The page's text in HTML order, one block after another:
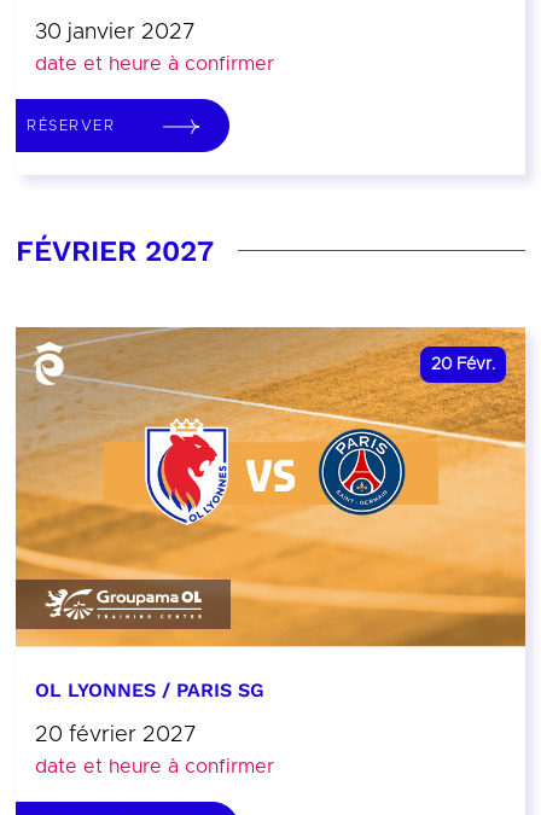
30 janvier 2027
date et heure à confirmer
RÉSERVER
FÉVRIER 2027
20 Févr.
OL LYONNES / PARIS SG
20 février 2027
date et heure à confirmer